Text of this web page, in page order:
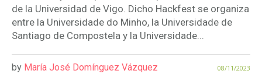
de la Universidad de Vigo. Dicho Hackfest se organiza
entre la Universidade do Minho, la Universidade de
Santiago de Compostela y la Universidade...
08/11/2023
by María José Domínguez Vázquez